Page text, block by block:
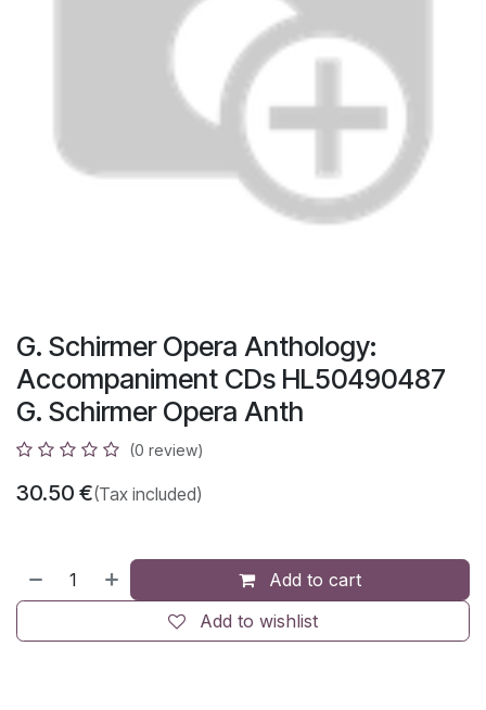
G. Schirmer Opera Anthology:
Accompaniment CDs HL50490487
G. Schirmer Opera Anth
(0 review)
30.50 €(Tax included)
Add to cart
Add to wishlist